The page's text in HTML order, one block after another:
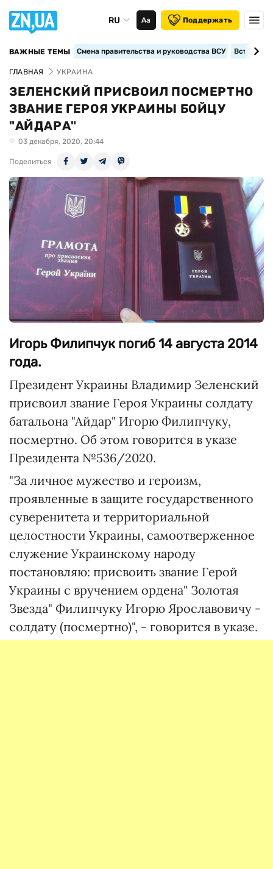
RU Аа Поддержать
ВАЖНЫЕ ТЕМЫ Смена правительства и руководства ВСУ
ГЛАВНАЯ УКРАИНА
ЗЕЛЕНСКИЙ ПРИСВОИЛ ПОСМЕРТНО
ЗВАНИЕ ГЕРОЯ УКРАИНЫ БОЙЦУ
"АЙДАРА"
03 декабря, 2020, 20:44
Поделиться
Игорь Филипчук погиб 14 августа 2014
года.
Президент Украины Владимир Зеленский
присвоил звание Героя Украины солдату
батальона "Айдар" Игорю Филипчуку,
посмертно. Об этом говорится в указе
Президента №536/2020.
"За личное мужество и героизм,
проявленные в защите государственного
суверенитета и территориальной
целостности Украины, самоотверженное
служение Украинскому народу
постановляю: присвоить звание Герой
Украины с вручением ордена" Золотая
Звезда" Филипчуку Игорю Ярославовичу -
солдату (посмертно)", - говорится в указе.